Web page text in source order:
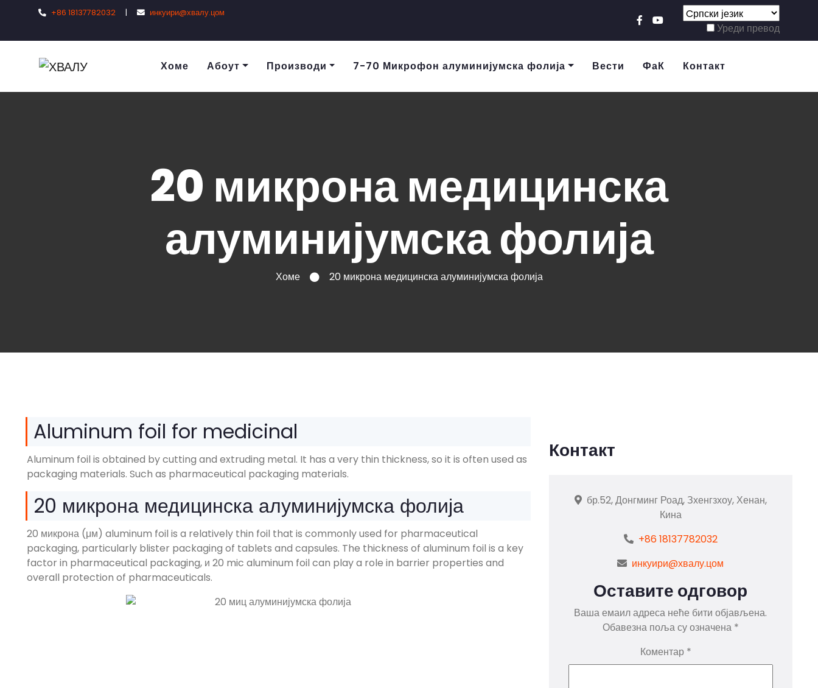
+86 18137782032 | инкуири@хвалу.цом
Уреди превод
Хоме Абоут Производи 7-70 Микрофон алуминијумска фолија Вести ФаК Контакт
20 микрона медицинска
алуминијумска фолија
Хоме 20 микрона медицинска алуминијумска фолија
Aluminum foil for medicinal
Aluminum foil is obtained by cutting and extruding metal. It has a very thin thickness,so it is often used as
packaging materials. Such as pharmaceutical packaging materials.
20 микрона медицинска алуминијумска фолија
20 микрона (μм) aluminum foil is a relatively thin foil that is commonly used for pharmaceutical
packaging, particularly blister packaging of tablets and capsules. The thickness of aluminum foil is a key
factor in pharmaceutical packaging, и 20 mic aluminum foil can play a role in barrier properties and
overall protection of pharmaceuticals.
Контакт
бр.52, Донгминг Роад, Зхенгзхоу, Хенан,
Кина
+86 18137782032
инкуири@хвалу.цом
Оставите одговор
Ваша емаил адреса неће бити објављена.
Обавезна поља су означена *
Коментар *